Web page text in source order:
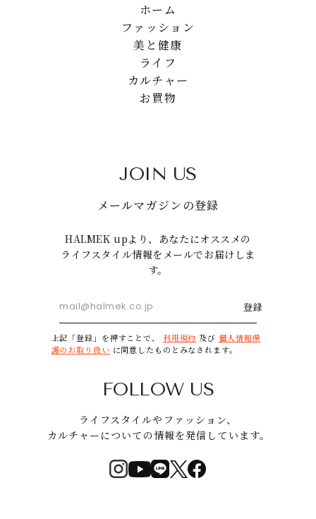
ホーム
ファッション
美と健康
ライフ
カルチャー
お買物
JOIN US
メールマガジンの登録
HALMEK upより、あなたにオススメの
ライフスタイル情報をメールでお届けしま
す。
登録
上記「登録」を押すことで、 利用規約 及び 個人情報保
護のお取り扱い に同意したものとみなされます。
FOLLOW US
ライフスタイルやファッション、
カルチャーについての情報を発信しています。